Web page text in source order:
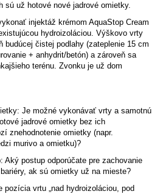
sú už hotové nové jadrové omietky.
injektáž krémom AquaStop Cream
hydroizoláciou. Výškovo vrty
budúcej čistej podlahy (zateplenie 15 cm
+ anhydrit/betón) a zároveň sa
terénu. Zvonku je už dom
Je možné vykonávať vrty a samotnú
jadrové omietky bez ich
znehodnotenie omietky (napr.
murivo a omietku)?
Aký postup odporúčate pre zachovanie
ak sú omietky už na mieste?
pozícia vrtu „nad hydroizoláciou, pod